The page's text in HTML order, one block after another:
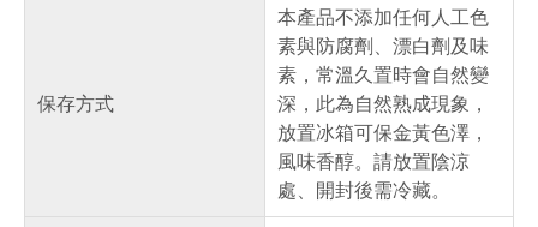
保存方式
本產品不添加任何人工色
素與防腐劑、漂白劑及味
素，常溫久置時會自然變
深，此為自然熟成現象，
放置冰箱可保金黃色澤，
風味香醇。請放置陰涼
處、開封後需冷藏。